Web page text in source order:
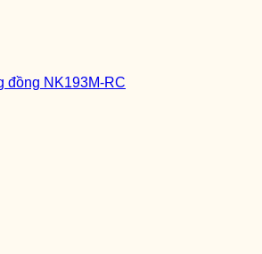
đồng NK193M-RC